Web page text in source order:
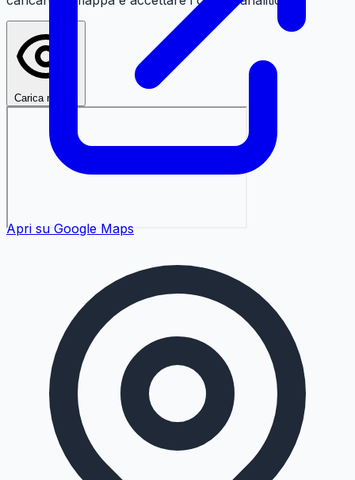
Carica mappa
Apri su Google Maps